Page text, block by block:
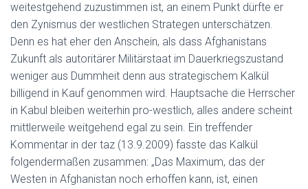
weitestgehend zuzustimmen ist, an einem Punkt dürfte er
den Zynismus der westlichen Strategen unterschätzen.
Denn es hat eher den Anschein, als dass Afghanistans
Zukunft als autoritärer Militärstaat im Dauerkriegszustand
weniger aus Dummheit denn aus strategischem Kalkül
billigend in Kauf genommen wird. Hauptsache die Herrscher
in Kabul bleiben weiterhin pro-westlich, alles andere scheint
mittlerweile weitgehend egal zu sein. Ein treffender
Kommentar in der taz (13.9.2009) fasste das Kalkül
folgendermaßen zusammen: „Das Maximum, das der
Westen in Afghanistan noch erhoffen kann, ist, einen